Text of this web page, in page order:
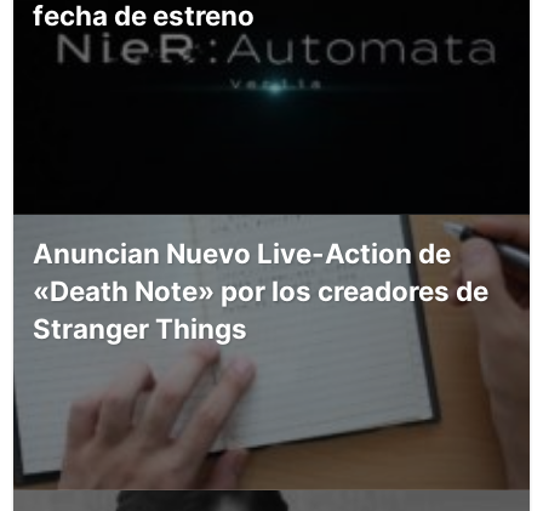
fecha de estreno
Anuncian Nuevo Live-Action de
«Death Note» por los creadores de
Stranger Things